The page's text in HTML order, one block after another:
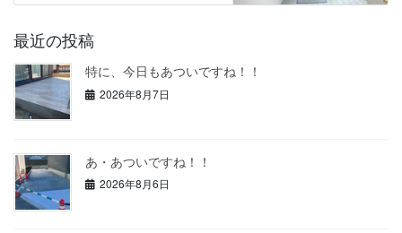
最近の投稿
特に、今日もあついですね！！
2026年8月7日
あ・あついですね！！
2026年8月6日